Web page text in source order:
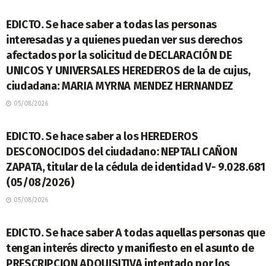
EDICTO. Se hace saber a todas las personas
interesadas y a quienes puedan ver sus derechos
afectados por la solicitud de DECLARACIÓN DE
UNICOS Y UNIVERSALES HEREDEROS de la de cujus,
ciudadana: MARIA MYRNA MENDEZ HERNANDEZ
05/08/2026
EDICTO. Se hace saber a los HEREDEROS
DESCONOCIDOS del ciudadano: NEPTALI CAÑON
ZAPATA, titular de la cédula de identidad V- 9.028.681
(05/08/2026)
05/08/2026
EDICTO. Se hace saber A todas aquellas personas que
tengan interés directo y manifiesto en el asunto de